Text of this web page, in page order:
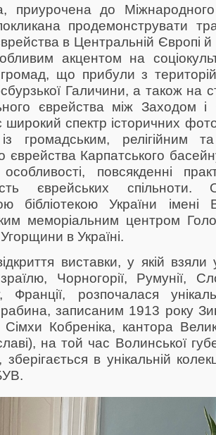
приурочена до
продемонструвати
в Центральній Європі й
акцентом на
що прибули з
Галичини, а також на
єврейства між Заходом і
широкий спектр історичних
із громадським, релігійним
єврейства Карпатського
особливості, повсякденні
єврейських спільноти.
бібліотекою України
меморіальним центром
в Україні.
виставки, у якій
Чорногорії, Румунії,
розпочалася
записаним 1913 року
Кобреніка, кантора
на той час Волинської
зберігається в унікальній